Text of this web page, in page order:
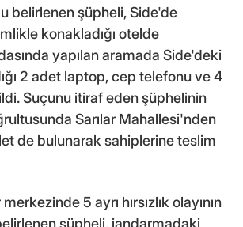
belirlenen şüpheli, Side'de
konakladığı otelde
yapılan aramada Side'deki
2 adet laptop, cep telefonu ve 4
Suçunu itiraf eden şüphelinin
Sarılar Mahallesi'nden
de bulunarak sahiplerine teslim
5 ayrı hırsızlık olayının
şüpheli, jandarmadaki